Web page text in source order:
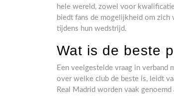
hele wereld, zowel voor
biedt fans de mogelijkheid om zich
tijdens hun wedstrijd.
Wat is de beste
Een veelgestelde vraag in verband
over welke club de beste is, leidt
Real Madrid worden vaak